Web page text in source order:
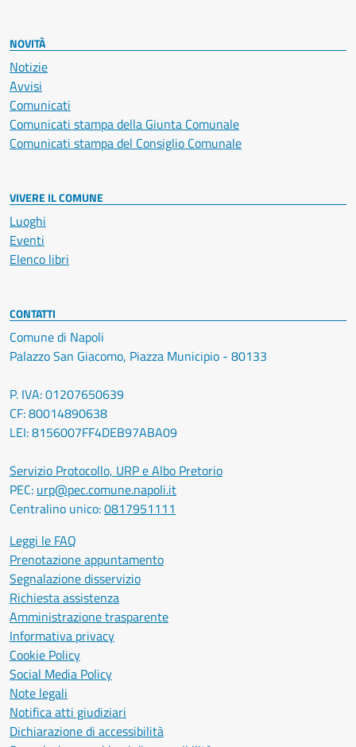
NOVITÀ
Notizie
Avvisi
Comunicati
Comunicati stampa della Giunta Comunale
Comunicati stampa del Consiglio Comunale
VIVERE IL COMUNE
Luoghi
Eventi
Elenco libri
CONTATTI
Comune di Napoli
Palazzo San Giacomo, Piazza Municipio - 80133
P. IVA: 01207650639
CF: 80014890638
LEI: 8156007FF4DEB97ABA09
Servizio Protocollo, URP e Albo Pretorio
PEC: urp@pec.comune.napoli.it
Centralino unico:0817951111
Leggi le FAQ
Prenotazione appuntamento
Segnalazione disservizio
Richiesta assistenza
Amministrazione trasparente
Informativa privacy
Cookie Policy
Social Media Policy
Note legali
Notifica atti giudiziari
Dichiarazione di accessibilità